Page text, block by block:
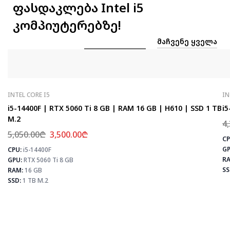
ფასდაკლება Intel i5
კომპიუტერებზე!
ᲛᲐᲩᲕᲔᲜᲔ ᲧᲕᲔᲚᲐ
INTEL CORE I5
i5-14400F | RTX 5060 Ti 8 GB | RAM 16 GB | H610 | SSD 1 TB
M.2
5,050.00₾ 3,500.00₾
CPU:i5-14400F
GPU:RTX 5060 Ti 8 GB
RAM:16 GB
SSD:1 TB M.2